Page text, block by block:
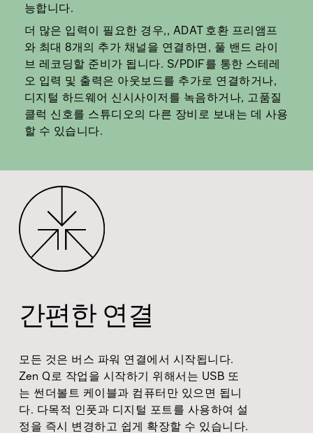
능합니다.
더 많은 입력이 필요한 경우,, ADAT 호환 프리앰프
와 최대 8개의 추가 채널을 연결하면, 풀 밴드 라이
브 레코딩할 준비가 됩니다. S/PDIF를 통한 스테레
오 입력 및 출력은 아웃보드를 추가로 연결하거나,
디지털 하드웨어 신시사이저를 녹음하거나, 고품질
클럭 신호를 스튜디오의 다른 장비로 보내는 데 사용
할 수 있습니다.
간편한 연결
모든 것은 버스 파워 연결에서 시작됩니다.
Zen Q로 작업을 시작하기 위해서는 USB 또
는 썬더볼트 케이블과 컴퓨터만 있으면 됩니
다. 다목적 인풋과 디지털 포트를 사용하여 설
정을 즉시 변경하고 쉽게 확장할 수 있습니다.